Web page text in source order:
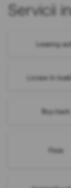
Servicii
Leasing
Livrare în
Buy-back
Flote